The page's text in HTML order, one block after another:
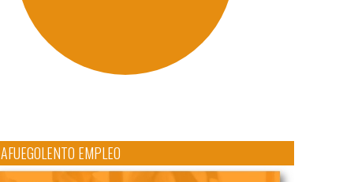
AFUEGOLENTO EMPLEO